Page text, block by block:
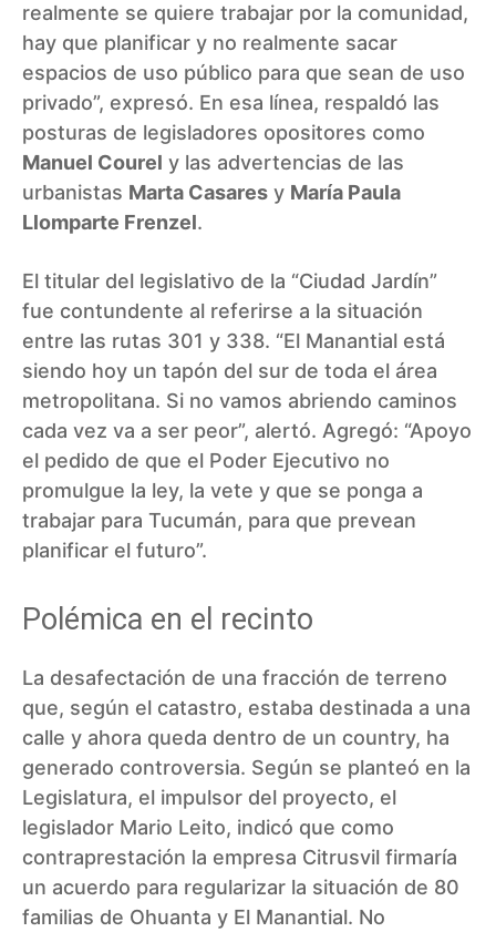
realmente se quiere trabajar por la comunidad,
hay que planificar y no realmente sacar
espacios de uso público para que sean de uso
privado”, expresó. En esa línea, respaldó las
posturas de legisladores opositores como
Manuel Courel y las advertencias de las
urbanistas Marta Casares y María Paula
Llomparte Frenzel.
El titular del legislativo de la “Ciudad Jardín”
fue contundente al referirse a la situación
entre las rutas 301 y 338. “El Manantial está
siendo hoy un tapón del sur de toda el área
metropolitana. Si no vamos abriendo caminos
cada vez va a ser peor”, alertó. Agregó: “Apoyo
el pedido de que el Poder Ejecutivo no
promulgue la ley, la vete y que se ponga a
trabajar para Tucumán, para que prevean
planificar el futuro”.
Polémica en el recinto
La desafectación de una fracción de terreno
que, según el catastro, estaba destinada a una
calle y ahora queda dentro de un country, ha
generado controversia. Según se planteó en la
Legislatura, el impulsor del proyecto, el
legislador Mario Leito, indicó que como
contraprestación la empresa Citrusvil firmaría
un acuerdo para regularizar la situación de 80
familias de Ohuanta y El Manantial. No